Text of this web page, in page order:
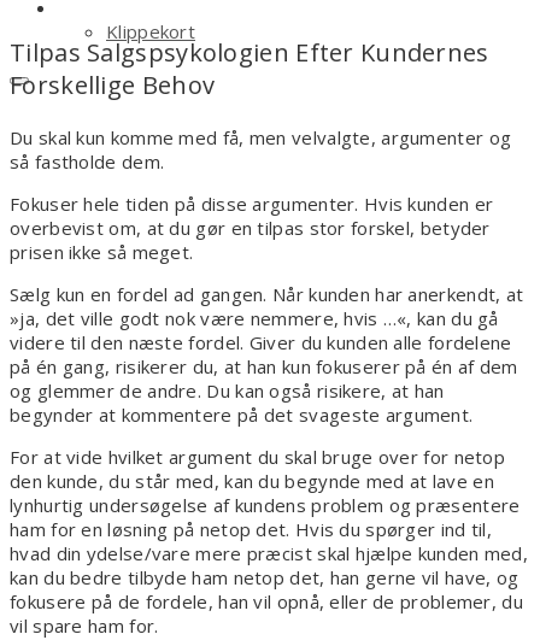
Klippekort
Tilpas Salgspsykologien Efter Kundernes
Forskellige Behov
Du skal kun komme med få, men velvalgte, argumenter og
så fastholde dem.
Fokuser hele tiden på disse argumenter. Hvis kunden er
overbevist om, at du gør en tilpas stor forskel, betyder
prisen ikke så meget.
Sælg kun en fordel ad gangen. Når kunden har anerkendt, at
»ja, det ville godt nok være nemmere, hvis …«, kan du gå
videre til den næste fordel. Giver du kunden alle fordelene
på én gang, risikerer du, at han kun fokuserer på én af dem
og glemmer de andre. Du kan også risikere, at han
begynder at kommentere på det svageste argument.
For at vide hvilket argument du skal bruge over for netop
den kunde, du står med, kan du begynde med at lave en
lynhurtig undersøgelse af kundens problem og præsentere
ham for en løsning på netop det. Hvis du spørger ind til,
hvad din ydelse/vare mere præcist skal hjælpe kunden med,
kan du bedre tilbyde ham netop det, han gerne vil have, og
fokusere på de fordele, han vil opnå, eller de problemer, du
vil spare ham for.